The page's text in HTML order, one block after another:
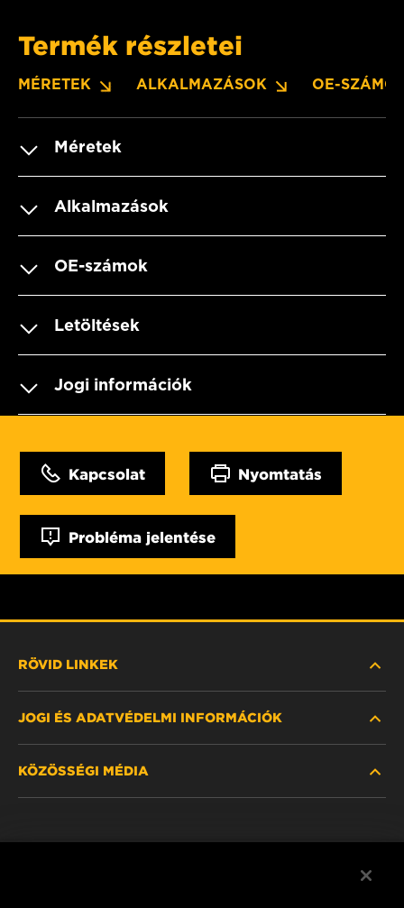
Termék részletei
MÉRETEK ALKALMAZÁSOK OE-
Méretek
Alkalmazások
OE-számok
Letöltések
Jogi információk
Kapcsolat Nyomtatás
Probléma jelentése
RÖVID LINKEK
HOL KAPHATÓ
JOGI ÉS ADATVÉDELMI INFORMÁCIÓK
KÖZÖSSÉGI MÉDIA